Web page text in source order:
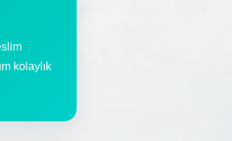
kolaylık